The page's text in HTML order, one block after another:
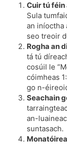
Cuir tú féin
Sula
an iníoctha
seo treoir
Rogha an
tá tú
cosúil le
cóimheas
go n-
Seachain
an-
suntasach.